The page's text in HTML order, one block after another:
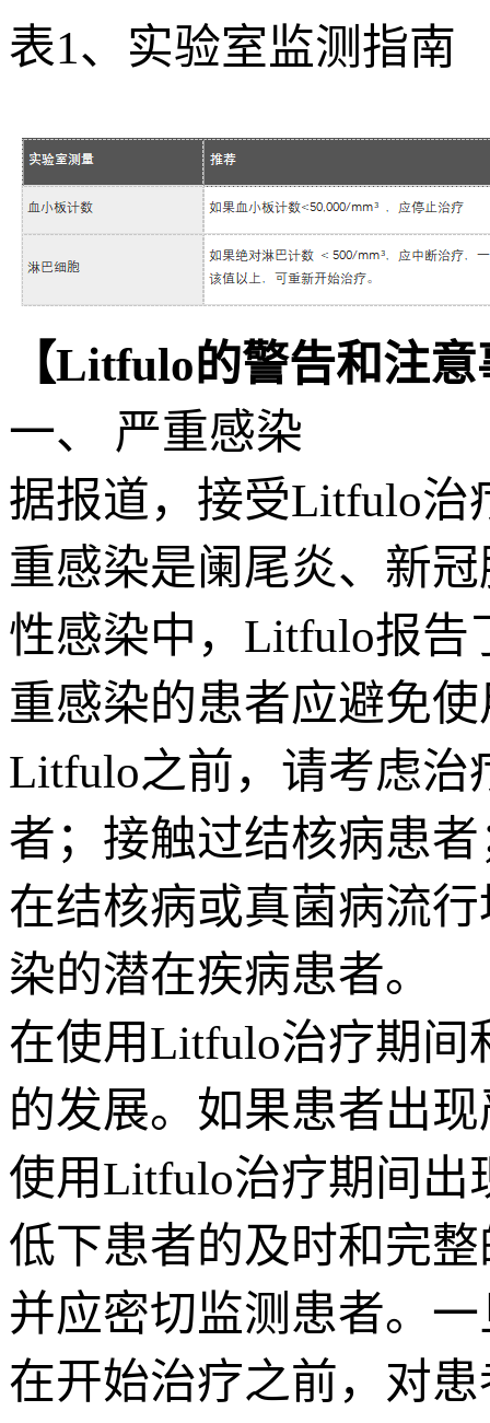
表1、实验室监测指南
【Litfulo的警告和注
一、 严重感染
据报道，接受Litfulo治
重感染是阑尾炎、新
性感染中，Litfulo报告
重感染的患者应避免
Litfulo之前，请考虑治
者；接触过结核病患
在结核病或真菌病流
染的潜在疾病患者。
在使用Litfulo治疗期间
的发展。如果患者出
使用Litfulo治疗期间出
低下患者的及时和完
并应密切监测患者。
在开始治疗之前，对